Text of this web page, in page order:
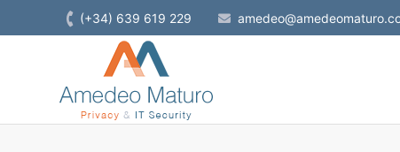
(+34) 639 619 229